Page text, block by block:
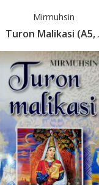
Mirmuhsin
Turon Malikasi (А5,